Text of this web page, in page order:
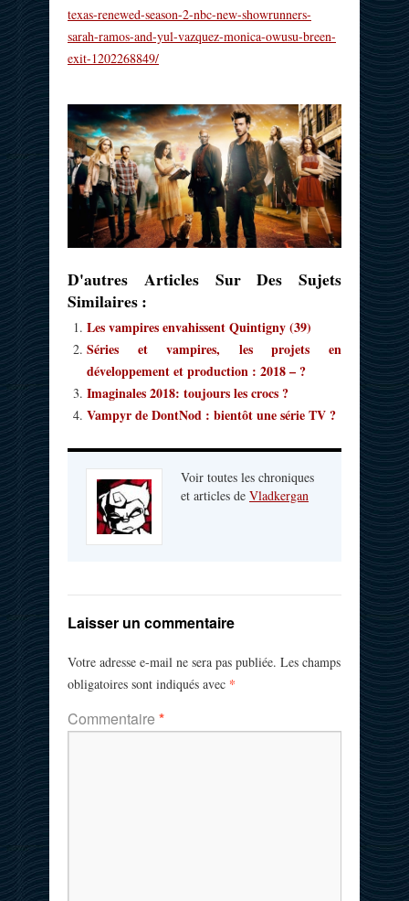
texas-renewed-season-2-nbc-new-showrunners-
sarah-ramos-and-yul-vazquez-monica-owusu-breen-
exit-1202268849/
D'autres Articles Sur Des Sujets
Similaires :
Les vampires envahissent Quintigny (39)
Séries et vampires, les projets en
développement et production : 2018 – ?
Imaginales 2018: toujours les crocs ?
Vampyr de DontNod : bientôt une série TV ?
Voir toutes les chroniques
et articles de Vladkergan
Laisser un commentaire
Votre adresse e-mail ne sera pas publiée. Les champs
obligatoires sont indiqués avec *
Commentaire *